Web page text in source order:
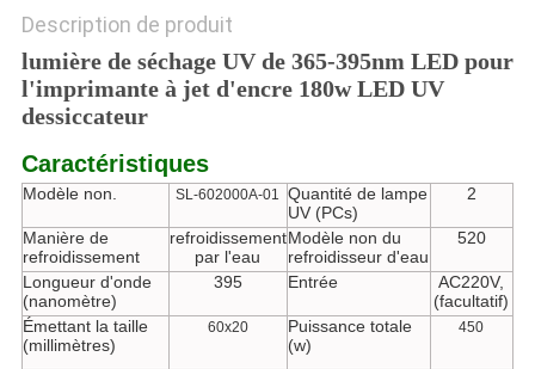
Description de produit
lumière de séchage UV de 365-395nm LED pour
l'imprimante à jet d'encre 180w LED UV
dessiccateur
Caractéristiques
Modèle non. SL-602000A-01 Quantité de lampe
UV (PCs)
2
Manière de
refroidissement
refroidissement
par l'eau
Modèle non du
refroidisseur d'eau
520
Longueur d'onde
(nanomètre)
395 Entrée
AC220V,
(facultatif)
Émettant la taille
(millimètres)
60x20
Puissance totale
(w)
450